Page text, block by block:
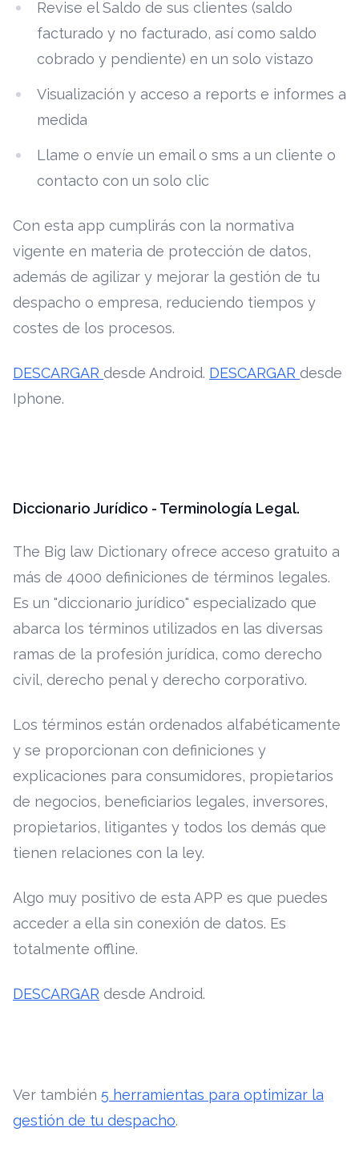
Revise el Saldo de sus clientes (saldo
facturado y no facturado, así como saldo
cobrado y pendiente) en un solo vistazo
Visualización y acceso a reports e informes a
medida
Llame o envíe un email o sms a un cliente o
contacto con un solo clic
Con esta app cumplirás con la normativa
vigente en materia de protección de datos,
además de agilizar y mejorar la gestión de tu
despacho o empresa, reduciendo tiempos y
costes de los procesos.
DESCARGAR desde Android. DESCARGAR desde
Iphone.
Diccionario Jurídico - Terminología Legal.
The Big law Dictionary ofrece acceso gratuito a
más de 4000 definiciones de términos legales.
Es un "diccionario jurídico" especializado que
abarca los términos utilizados en las diversas
ramas de la profesión jurídica, como derecho
civil, derecho penal y derecho corporativo.
Los términos están ordenados alfabéticamente
y se proporcionan con definiciones y
explicaciones para consumidores, propietarios
de negocios, beneficiarios legales, inversores,
propietarios, litigantes y todos los demás que
tienen relaciones con la ley.
Algo muy positivo de esta APP es que puedes
acceder a ella sin conexión de datos. Es
totalmente offline.
DESCARGAR desde Android.
Ver también 5 herramientas para optimizar la
gestión de tu despacho.